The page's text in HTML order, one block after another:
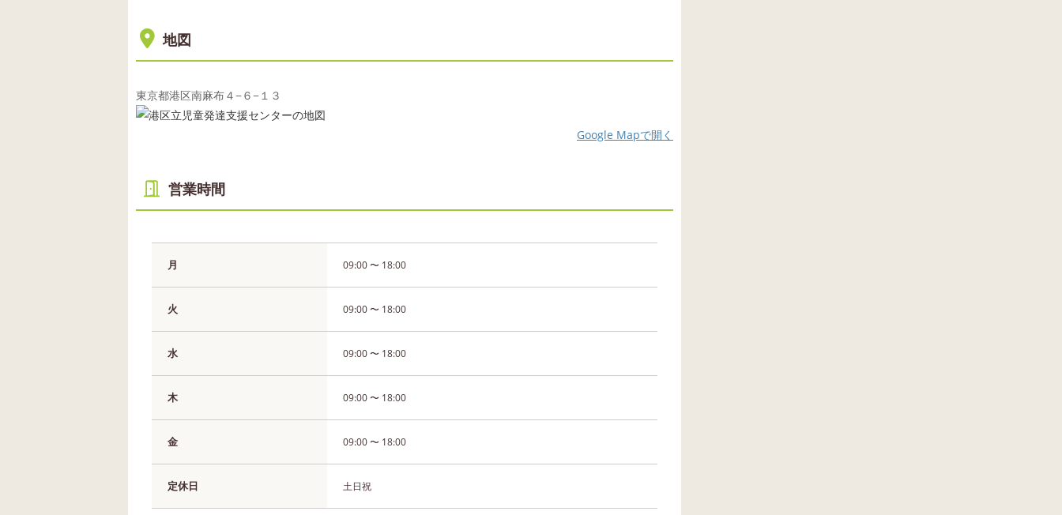
地図
東京都港区南麻布４−６−１３
Google Mapで開く
営業時間
月 09:00 〜 18:00
火 09:00 〜 18:00
水 09:00 〜 18:00
木 09:00 〜 18:00
金 09:00 〜 18:00
定休日 土日祝